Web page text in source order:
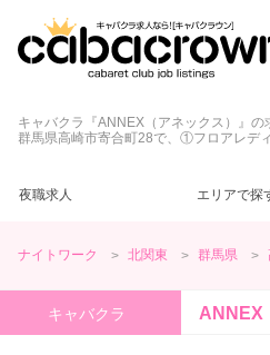
キャバクラ『ANNEX（アネックス）』の
群馬県高崎市寄合町28で、①フロアレデ
夜職求人 エリアで探
群馬県 (5)
ラ (3) ラウンジ (1)
(2) 日払い (1)
経験者優遇 (5)
深夜【22～5
30代 (4)
ナイトワーク 北関東 群馬県
キャバクラ ANNEX